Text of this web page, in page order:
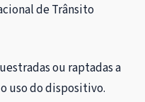
de Trânsito
ou raptadas a
uso do dispositivo.